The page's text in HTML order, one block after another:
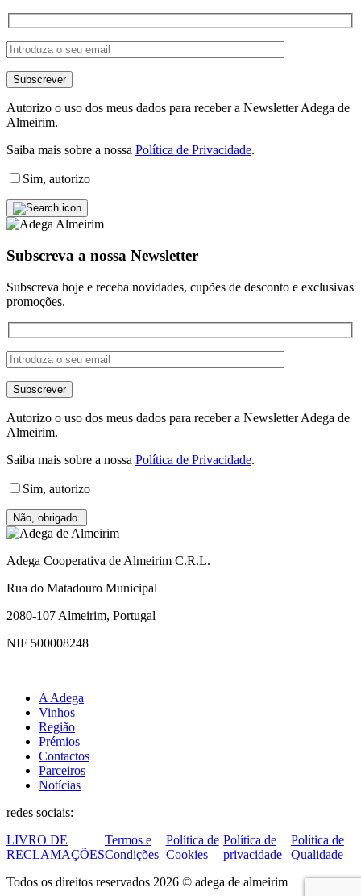
Autorizo o uso dos meus dados para receber a Newsletter Adega de
Almeirim.
Saiba mais sobre a nossa Política de Privacidade.
Sim, autorizo
Subscreva a nossa Newsletter
Subscreva hoje e receba novidades, cupões de desconto e exclusivas
promoções.
Autorizo o uso dos meus dados para receber a Newsletter Adega de
Almeirim.
Saiba mais sobre a nossa Política de Privacidade.
Sim, autorizo
Não, obrigado.
Adega Cooperativa de Almeirim C.R.L.
Rua do Matadouro Municipal
2080-107 Almeirim, Portugal
NIF 500008248
A Adega
Vinhos
Região
Prémios
Contactos
Parceiros
Notícias
redes sociais:
LIVRO DE
RECLAMAÇÕES
Termos e
Condições
Política de
Cookies
Política de
privacidade
Política de
Qualidade
Todos os direitos reservados 2026 © adega de almeirim